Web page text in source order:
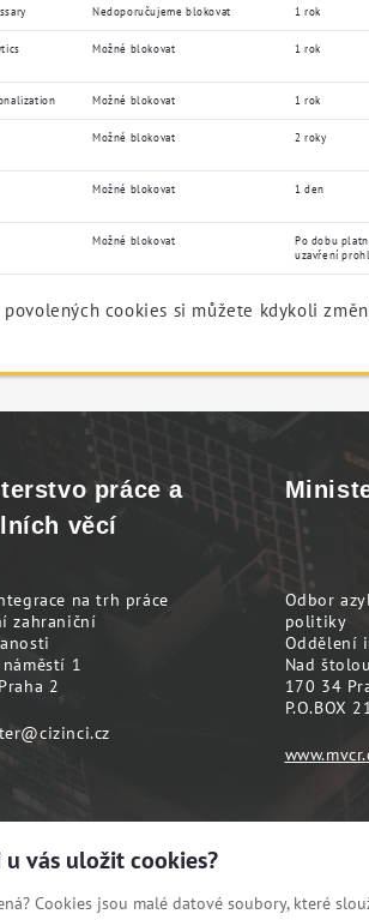
Nedoporučujeme blokovat 1 rok
Možné blokovat 1 rok
Možné blokovat 1 rok
Možné blokovat 2 roky
Možné blokovat 1 den
Možné blokovat
Po dobu
uzavření
povolených cookies si můžete kdykoli
práce a
věcí
na trh práce
zahraniční
1
2
Odbor
politiky
Oddělení
Nad
170 34
P.O.BOX
u vás uložit cookies?
Cookies jsou malé datové soubory, které